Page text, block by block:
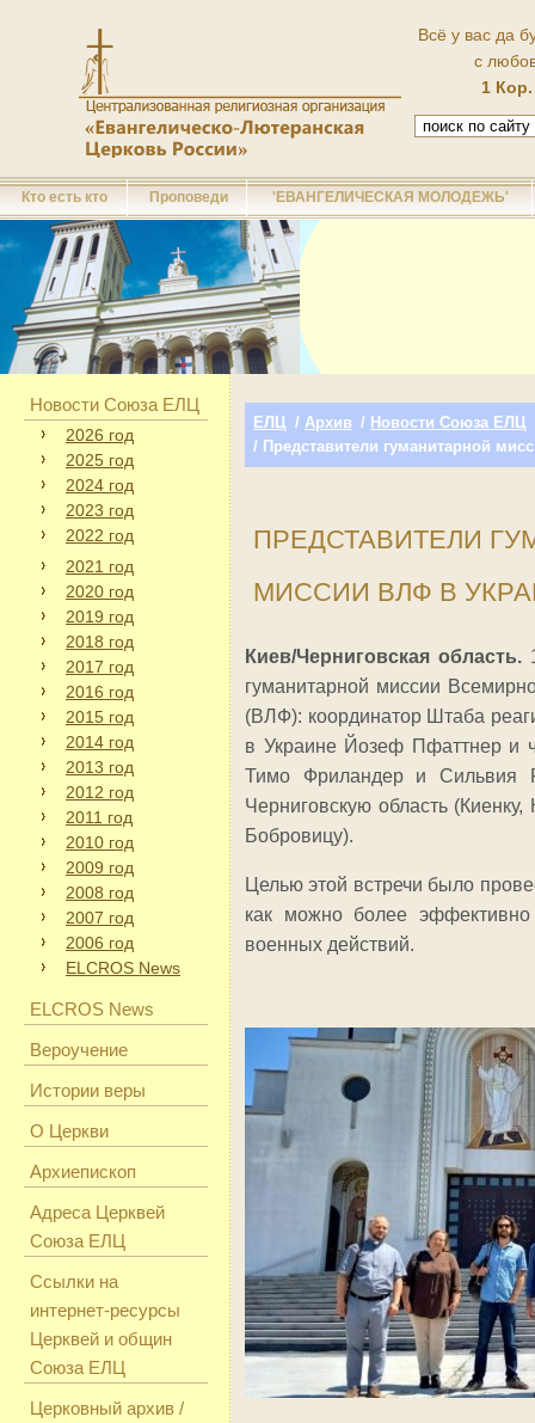
Всё у вас да
с
1
Кто есть кто Проповеди 'ЕВАНГЕЛИЧЕСКАЯ МОЛОДЕЖЬ'
Новости Союза ЕЛЦ
2026 год
2025 год
2024 год
2023 год
2022 год
2021 год
2020 год
2019 год
2018 год
2017 год
2016 год
2015 год
2014 год
2013 год
2012 год
2011 год
2010 год
2009 год
2008 год
2007 год
2006 год
ELCROS News
ELCROS News
Вероучение
Истории веры
О Церкви
Архиепископ
Адреса Церквей
Союза ЕЛЦ
Ссылки на
интернет-ресурсы
Церквей и общин
Союза ЕЛЦ
Церковный архив /
ЕЛЦ / Архив / Новости Союза ЕЛЦ
/ Представители гуманитарной
ПРЕДСТАВИТЕЛИ
МИССИИ ВЛФ В
Киев/Черниговская область.
гуманитарной миссии
(ВЛФ): координатор Штаба
в Украине Йозеф Пфаттнер и
Тимо Фриландер и Сильвия
Черниговскую область
Бобровицу).
Целью этой встречи было
как можно более
военных действий.